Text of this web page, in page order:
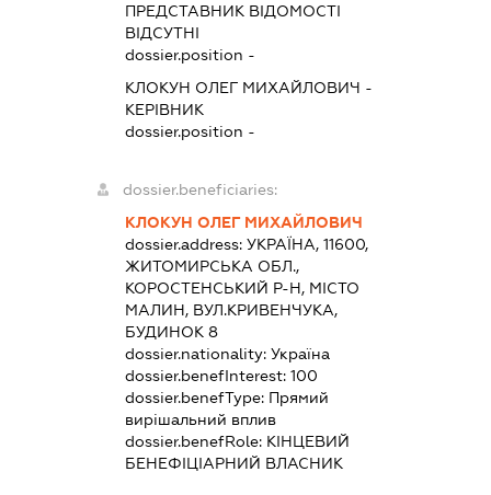
ПРЕДСТАВНИК ВІДОМОСТІ
ВІДСУТНІ
dossier.position -
КЛОКУН ОЛЕГ МИХАЙЛОВИЧ -
КЕРІВНИК
dossier.position -
dossier.beneficiaries:
КЛОКУН ОЛЕГ МИХАЙЛОВИЧ
dossier.address:УКРАЇНА, 11600,
ЖИТОМИРСЬКА ОБЛ.,
КОРОСТЕНСЬКИЙ Р-Н, МІСТО
МАЛИН, ВУЛ.КРИВЕНЧУКА,
БУДИНОК 8
dossier.nationality:Україна
dossier.benefInterest:100
dossier.benefType: Прямий
вирішальний вплив
dossier.benefRole: КІНЦЕВИЙ
БЕНЕФІЦІАРНИЙ ВЛАСНИК